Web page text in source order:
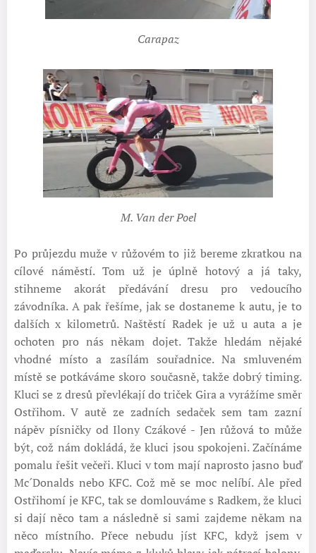
Carapaz
M. Van der Poel
Po průjezdu muže v růžovém to již bereme zkratkou na
cílové náměstí. Tom už je úplně hotový a já taky,
stihneme akorát předávání dresu pro vedoucího
závodníka. A pak řešíme, jak se dostaneme k autu, je to
dalších x kilometrů. Naštěstí Radek je už u auta a je
ochoten pro nás někam dojet. Takže hledám nějaké
vhodné místo a zasílám souřadnice. Na smluveném
místě se potkáváme skoro současně, takže dobrý timing.
Kluci se z dresů převlékají do triček Gira a vyrážíme směr
Ostřihom. V autě ze zadních sedaček sem tam zazní
nápěv písničky od Ilony Czákové - Jen růžová to může
být, což nám dokládá, že kluci jsou spokojeni. Začínáme
pomalu řešit večeři. Kluci v tom mají naprosto jasno buď
Mc´Donalds nebo KFC. Což mě se moc nelíbí. Ale před
Ostřihomí je KFC, tak se domlouváme s Radkem, že kluci
si dají něco tam a následně si sami zajdeme někam na
něco místního. Přece nebudu jíst KFC, když jsem v